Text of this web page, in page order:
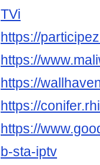
TVi
https://
https://
https://
https://
https://
b-sta-iptv